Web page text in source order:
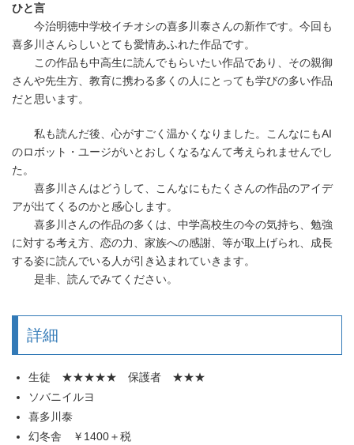
ひと言
今治明徳中学校イチオシの喜多川泰さんの新作です。今回も
喜多川さんらしいとても愛情あふれた作品です。
この作品も中高生に読んでもらいたい作品であり、その親御
さんや先生方、教育に携わる多くの人にとっても学びの多い作品
だと思います。
私も読んだ後、心がすごく温かくなりました。こんなにもAI
のロボット・ユージがいとおしくなるなんて考えられませんでし
た。
喜多川さんはどうして、こんなにもたくさんの作品のアイデ
アが出てくるのかと感心します。
喜多川さんの作品の多くは、中学高校生の今の気持ち、勉強
に対する考え方、恋の力、家族への感謝、等が取上げられ、成長
する姿に読んでいる人が引き込まれていきます。
是非、読んでみてください。
詳細
生徒 ★★★★★ 保護者 ★★★
ソバニイルヨ
喜多川泰
幻冬舎 ￥1400＋税